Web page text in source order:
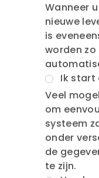
Wanneer
nieuwe
is
worden
Ik start
Veel
om
systeem
onder
de
te zijn.